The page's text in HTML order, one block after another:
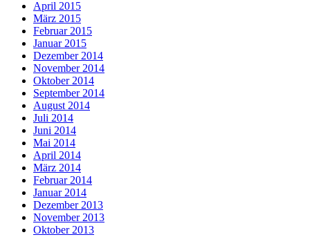
April 2015
März 2015
Februar 2015
Januar 2015
Dezember 2014
November 2014
Oktober 2014
September 2014
August 2014
Juli 2014
Juni 2014
Mai 2014
April 2014
März 2014
Februar 2014
Januar 2014
Dezember 2013
November 2013
Oktober 2013